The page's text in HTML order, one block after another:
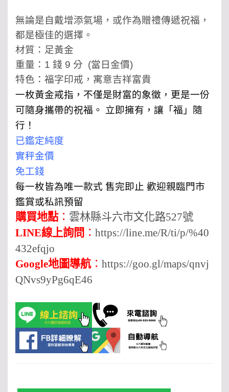
無論是自戴增添氣場，或作為贈禮傳遞祝福，
都是極佳的選擇。
材質：足黃金
重量：1 錢 9 分 (當日金價)
特色：福字印戒，寓意吉祥富貴
一枚黃金戒指，不僅是財富的象徵，更是一份
可隨身攜帶的祝福。 立即擁有，讓「福」隨
行！
已鑑定純度
實秤金價
免工錢
每一枚皆為唯一款式 售完即止 歡迎親臨門市
鑑賞或私訊預留
購買地點： 雲林縣斗六市文化路527號
LINE線上詢問 ： https://line.me/R/ti/p/%40
432efqjo
Google地圖導航： https://goo.gl/maps/qnvj
QNvs9yPg6qE46